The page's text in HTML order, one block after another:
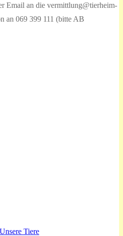
Email an die vermittlung@tierheim-
an 069 399 111 (bitte AB
Unsere Tiere